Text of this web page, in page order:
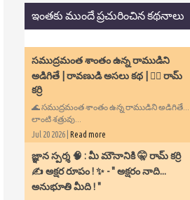
ఇంతకు ముందే ప్రచురించిన కథనాలు
సముద్రమంత శాంతం ఉన్న రాముడిని
అడిగితే | రావణుడి అసలు కథ | ✍🏻 రామ్
కర్రి
🌊 సముద్రమంత శాంతం ఉన్న రాముడిని
లాంటి శత్రువు...
Jul 20 2026 | Read more
​జ్ఞాన స్పర్శ 🧠 : మీ మౌనానికి 🤫 రామ్ కర్రి
✍️ అక్షర రూపం ! ✨ - ​" అక్షరం నాది...
అనుభూతి మీది ! "